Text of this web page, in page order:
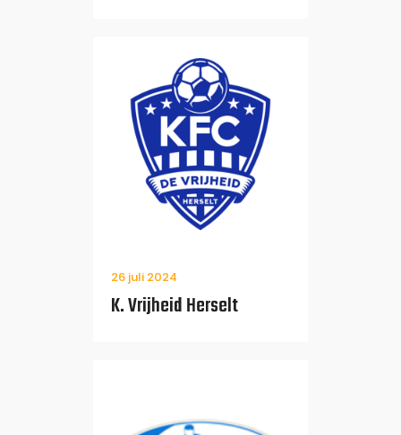
26 juli 2024
K. Vrijheid Herselt